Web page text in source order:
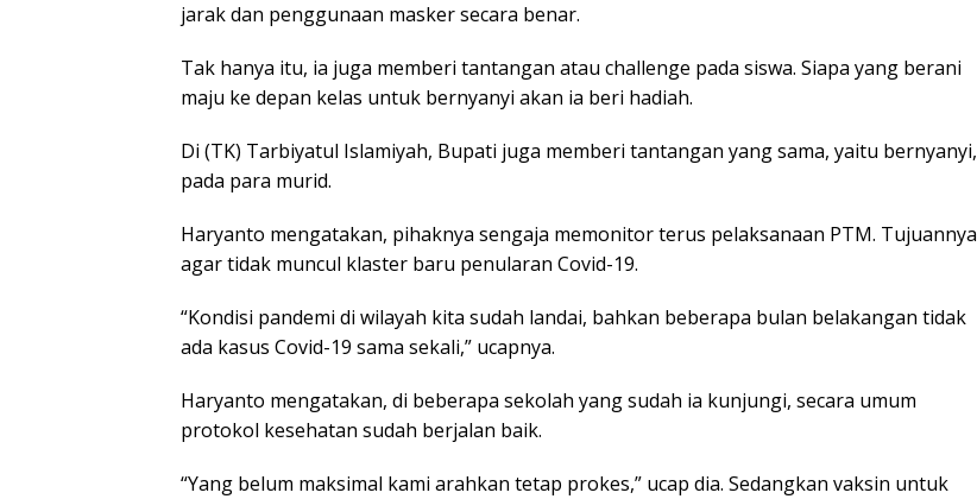
jarak dan penggunaan masker secara benar.
Tak hanya itu, ia juga memberi tantangan atau challenge pada siswa. Siapa yang berani
maju ke depan kelas untuk bernyanyi akan ia beri hadiah.
Di (TK) Tarbiyatul Islamiyah, Bupati juga memberi tantangan yang sama, yaitu bernyanyi,
pada para murid.
Haryanto mengatakan, pihaknya sengaja memonitor terus pelaksanaan PTM. Tujuannya
agar tidak muncul klaster baru penularan Covid-19.
“Kondisi pandemi di wilayah kita sudah landai, bahkan beberapa bulan belakangan tidak
ada kasus Covid-19 sama sekali,” ucapnya.
Haryanto mengatakan, di beberapa sekolah yang sudah ia kunjungi, secara umum
protokol kesehatan sudah berjalan baik.
“Yang belum maksimal kami arahkan tetap prokes,” ucap dia. Sedangkan vaksin untuk